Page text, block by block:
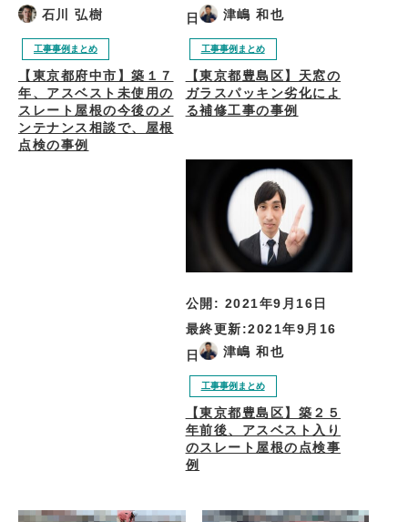
石川 弘樹
工事事例まとめ
【東京都府中市】築１７
年、アスベスト未使用の
スレート屋根の今後のメ
ンテナンス相談で、屋根
点検の事例
日
津嶋 和也
工事事例まとめ
【東京都豊島区】天窓の
ガラスパッキン劣化によ
る補修工事の事例
公開: 2021年9月16日
最終更新:2021年9月16
日
津嶋 和也
工事事例まとめ
【東京都豊島区】築２５
年前後、アスベスト入り
のスレート屋根の点検事
例